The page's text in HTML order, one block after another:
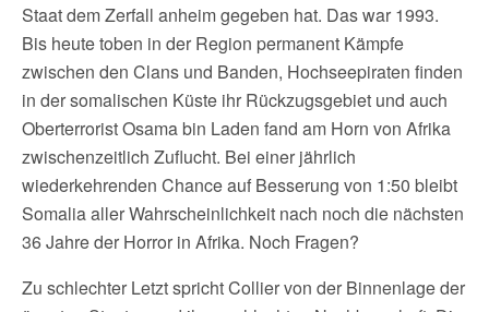
Staat dem Zerfall anheim gegeben hat. Das war 1993.
Bis heute toben in der Region permanent Kämpfe
zwischen den Clans und Banden, Hochseepiraten finden
in der somalischen Küste ihr Rückzugsgebiet und auch
Oberterrorist Osama bin Laden fand am Horn von Afrika
zwischenzeitlich Zuflucht. Bei einer jährlich
wiederkehrenden Chance auf Besserung von 1:50 bleibt
Somalia aller Wahrscheinlichkeit nach noch die nächsten
36 Jahre der Horror in Afrika. Noch Fragen?
Zu schlechter Letzt spricht Collier von der Binnenlage der